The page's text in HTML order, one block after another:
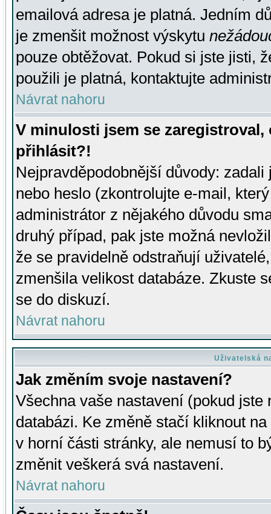
emailová adresa je platná. Jedním
je zmenšit možnost výskytu
pouze obtěžovat. Pokud si jste jisti,
použili je platná, kontaktujte
Návrat nahoru
V minulosti jsem se
přihlásit?!
Nejpravděpodobnější důvody:
nebo heslo (zkontrolujte e-mail,
administrátor z nějakého důvodu
druhý případ, pak jste možná
že se pravidelně odstraňují
zmenšila velikost databáze. Zkuste
se do diskuzí.
Návrat nahoru
Uživatelská
Jak změním svoje nastavení?
Všechna vaše nastavení (pokud
databázi. Ke změně stačí kliknout
v horní části stránky, ale nemusí to
změnit veškerá svá nastavení.
Návrat nahoru